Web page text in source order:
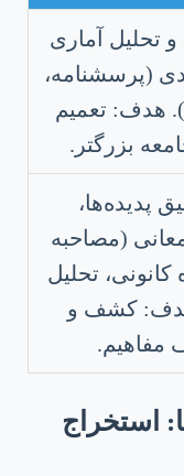
و تحلیل آماری
(پرسشنامه،
هدف: تعمیم
بزرگتر.
پدیده‌ها،
(مصاحبه
تحلیل
کشف و
مفاهیم.
استخراج